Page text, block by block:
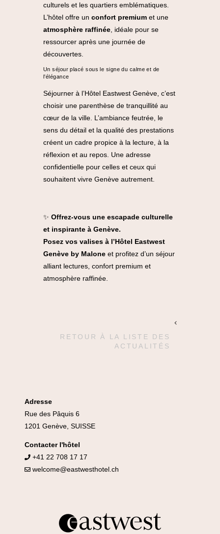
culturels et les quartiers emblématiques.
L’hôtel offre un confort premium et une
atmosphère raffinée , idéale pour se
ressourcer après une journée de
découvertes.
Un séjour placé sous le signe du calme et de
l’élégance
Séjourner à l’Hôtel Eastwest Genève, c’est
choisir une parenthèse de tranquillité au
cœur de la ville. L’ambiance feutrée, le
sens du détail et la qualité des prestations
créent un cadre propice à la lecture, à la
réflexion et au repos. Une adresse
confidentielle pour celles et ceux qui
souhaitent vivre Genève autrement.
✨ Offrez-vous une escapade culturelle
et inspirante à Genève.
Posez vos valises à l’Hôtel Eastwest
Genève by Malone et profitez d’un séjour
alliant lectures, confort premium et
atmosphère raffinée.
RETOUR À LA LISTE DES
ACTUALITÉS
Adresse
Rue des Pâquis 6
1201 Genève, SUISSE
Contacter l'hôtel
+41 22 708 17 17
welcome@eastwesthotel.ch